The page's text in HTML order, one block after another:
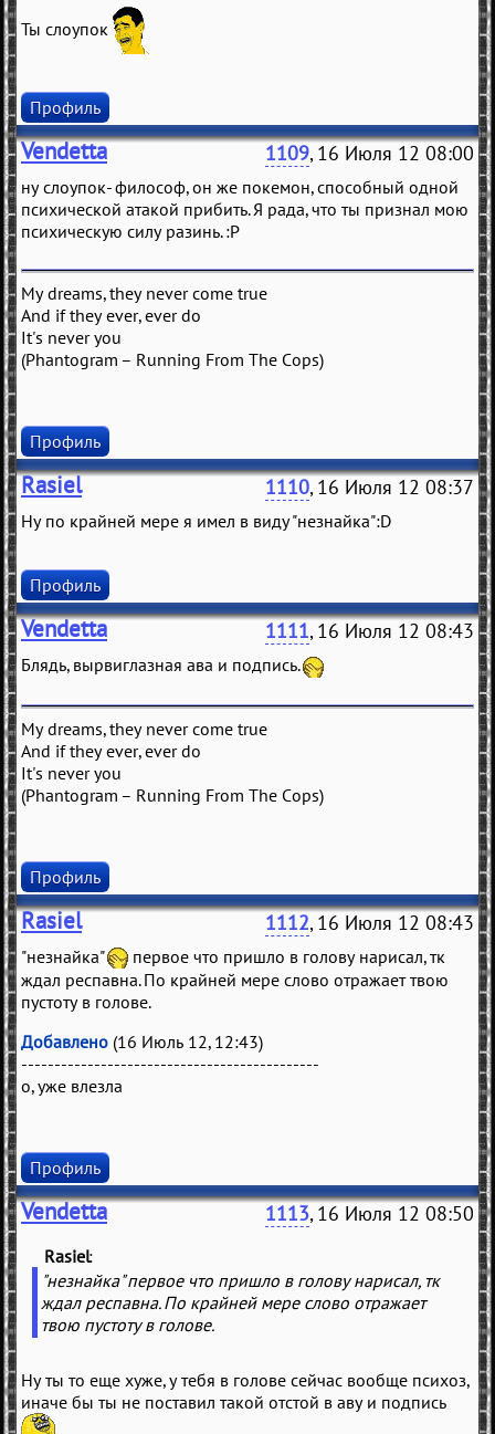
Ты слоупок
Профиль
Vendetta 1109, 16 Июля 12 08:00
ну слоупок- философ, он же покемон, способный одной
психической атакой прибить. Я рада, что ты признал мою
психическую силу разинь. :Р
My dreams, they never come true
And if they ever, ever do
It's never you
(Phantogram – Running From The Cops)
Профиль
Rasiel 1110, 16 Июля 12 08:37
Ну по крайней мере я имел в виду "незнайка":D
Профиль
Vendetta 1111, 16 Июля 12 08:43
Блядь, вырвиглазная ава и подпись.
My dreams, they never come true
And if they ever, ever do
It's never you
(Phantogram – Running From The Cops)
Профиль
Rasiel 1112, 16 Июля 12 08:43
"незнайка"
первое что пришло в голову нарисал, тк
ждал респавна. По крайней мере слово отражает твою
пустоту в голове.
Добавлено (16 Июль 12, 12:43)
---------------------------------------------
о, уже влезла
Профиль
Vendetta 1113, 16 Июля 12 08:50
Rasiel
"незнайка" первое что пришло в голову нарисал, тк
ждал респавна. По крайней мере слово отражает
твою пустоту в голове.
Ну ты то еще хуже, у тебя в голове сейчас вообще психоз,
иначе бы ты не поставил такой отстой в аву и подпись